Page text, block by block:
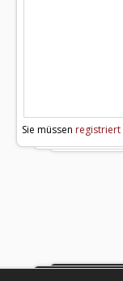
Sie müssen registriert